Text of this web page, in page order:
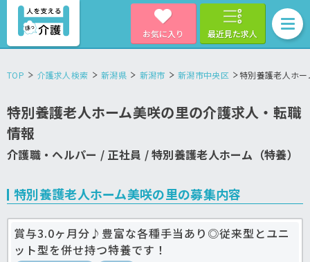
お気に入り 最近見た求人
TOP 介護求人検索 新潟県 新潟市 新潟市中央区 特別養護老人ホ
特別養護老人ホーム美咲の里の介護求人・転職
情報
介護職・ヘルパー / 正社員 / 特別養護老人ホーム（特養）
特別養護老人ホーム美咲の里の募集内容
賞与3.0ヶ月分♪豊富な各種手当あり◎従来型とユニ
ット型を併せ持つ特養です！